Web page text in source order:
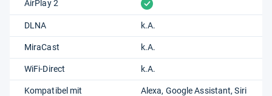
AirPlay 2 vorhanden
DLNA k.A.
MiraCast k.A.
WiFi-Direct k.A.
Kompatibel mit Alexa Google Assistant Siri